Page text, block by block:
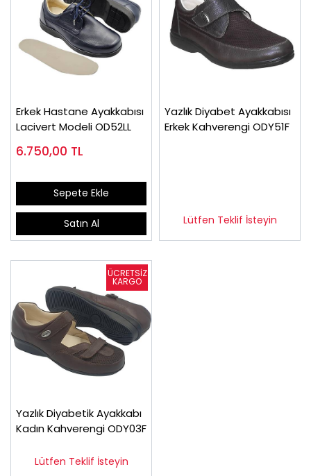
Erkek Hastane Ayakkabısı
Lacivert Modeli OD52LL
6.750,00 TL
Sepete Ekle
Satın Al
Yazlık Diyabet Ayakkabısı
Erkek Kahverengi ODY51F
Lütfen Teklif İsteyin
Yazlık Diyabetik Ayakkabı
Kadın Kahverengi ODY03F
Lütfen Teklif İsteyin